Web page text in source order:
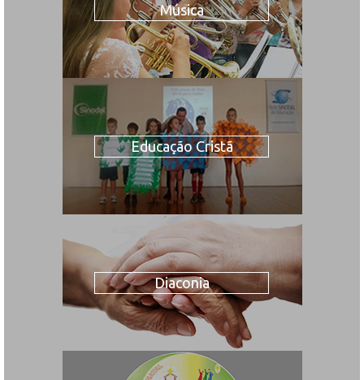
Música
Educação Cristã
Diaconia